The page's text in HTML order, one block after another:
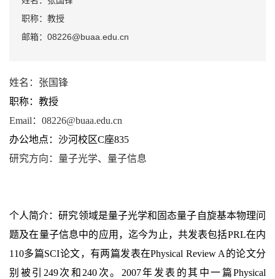
职称：教授
邮箱：08226@buaa.edu.cn
姓名：张国锋
职称：教授
Email：08226@buaa.edu.cn
办公地点：沙河校区C座835
研究方向：量子光学、量子信息
个人简介：研究领域是量子光学和固态量子自旋基本物理问
题及在量子信息中的应用，迄今为止，共发表包括PRL在内
110多篇SCI论文，有两篇发表在Physical Review A的论文分
别被引249次和240次。2007年发表的其中一篇Physical